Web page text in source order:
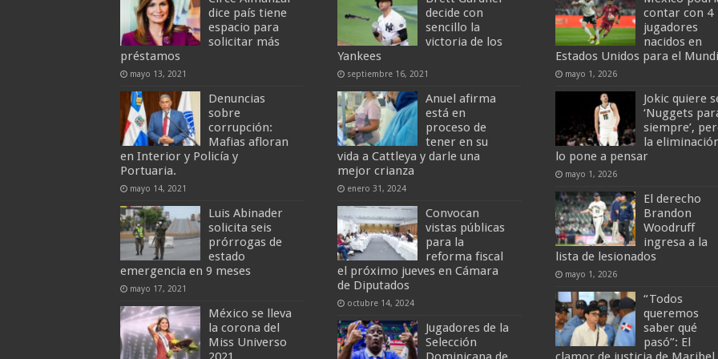
dice país tiene
espacio para
solicitar más
préstamos
mayo 13, 2021
Denuncias
sobre
corrupción:
Mafias afloran
en Interior y Policía y
Portuaria.
mayo 14, 2021
Luis Abinader
solicita seis
prórrogas de
estado
emergencia en 9 meses
mayo 17, 2021
México se lleva
la corona del
Miss Universo
decide con
sencillo la
victoria de los
Yankees
septiembre 16, 2021
Anuel afirma
está en
proceso de
tener en su
vida a Cattleya y darle una
mejor crianza
enero 31, 2024
Convocan
vistas públicas
para la
reforma fiscal
el próximo jueves en Cámara
de Diputados
octubre 14, 2024
Jugadores de la
Selección
contar con 4
jugadores
nacidos en
Estados Unidos para el
mayo 1, 2026
Jokic quiere
‘Nuggets
siempre’,
la
lo pone a pensar
mayo 1, 2026
El derecho
Brandon
Woodruff
ingresa a la
lista de lesionados
mayo 1, 2026
“Todos
queremos
saber qué
pasó”: El